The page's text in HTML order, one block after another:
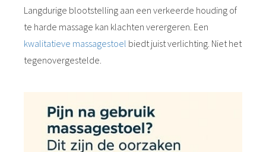
Langdurige blootstelling aan een verkeerde houding of
te harde massage kan klachten verergeren. Een
kwalitatieve massagestoel biedt juist verlichting. Niet het
tegenovergestelde.